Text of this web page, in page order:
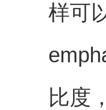
样可
比度